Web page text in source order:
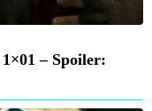
– Spoiler: